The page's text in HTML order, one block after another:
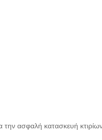
την ασφαλή κατασκευή